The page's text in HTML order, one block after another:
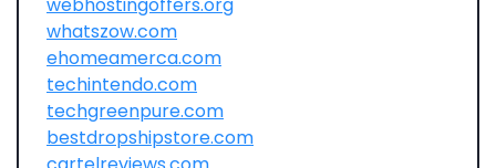
whatszow.com
ehomeamerca.com
techintendo.com
techgreenpure.com
bestdropshipstore.com